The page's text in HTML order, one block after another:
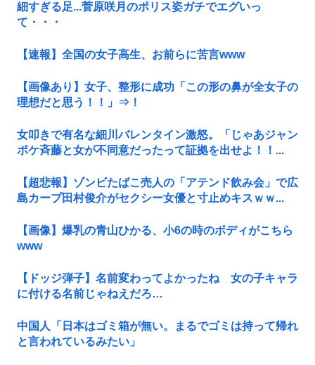
細すぎる足...菅原咲月のポリス姿ガチでエグいっ
て・・・
【速報】全国の女子高生、お前らに苦言www
【画像あり】女子、整形に成功「この形の鼻が全女子の
理想だと思う！！」⇒！
女叩きで有名な細川バレンタイン激怒。「じゃあジャン
ポケ斉藤と女が不同意だったって証拠を出せよ！！...
【超悲報】ゾンビたばこ売人の「アテンド飲み会」で広
島カープ田村俊介がセクシー女優と寸止めキスｗｗ...
【画像】爆乳の青山ひかる、小6の時のボディがこちら
www
【ドッジ弾子】名前変わってよかったね 女の子キャラ
に付ける名前じゃねえだろ…
中国人「日本はゴミ箱が無い。まるでゴミは持って帰れ
と言われているみたい」